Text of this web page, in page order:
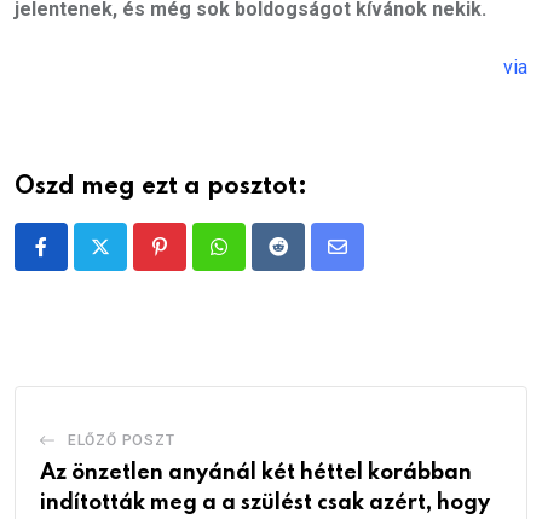
jelentenek, és még sok boldogságot kívánok nekik.
via
Oszd meg ezt a posztot:
PinterestWhatsappRedditShare
ELŐZŐ POSZT
Az önzetlen anyánál két héttel korábban
indították meg a a szülést csak azért, hogy